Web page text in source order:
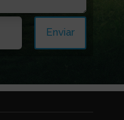
Enviar